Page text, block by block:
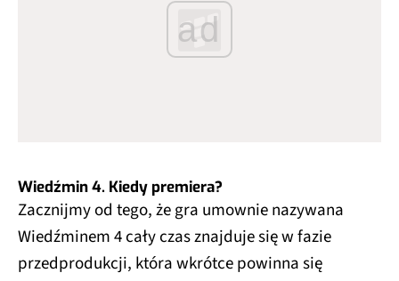
ad
Wiedźmin 4. Kiedy premiera?
Zacznijmy od tego, że gra umownie nazywana
Wiedźminem 4 cały czas znajduje się w fazie
przedprodukcji, która wkrótce powinna się